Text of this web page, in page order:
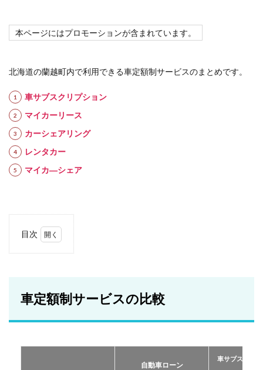
本ページにはプロモーションが含まれています。
北海道の蘭越町内で利用できる車定額制サービスのまとめです。
車サブスクリプション
マイカーリース
カーシェアリング
レンタカー
マイカ―シェア
目次
ビス
の比
おす
車定額制サービスの比較
自動車ローン
車サブスクリ